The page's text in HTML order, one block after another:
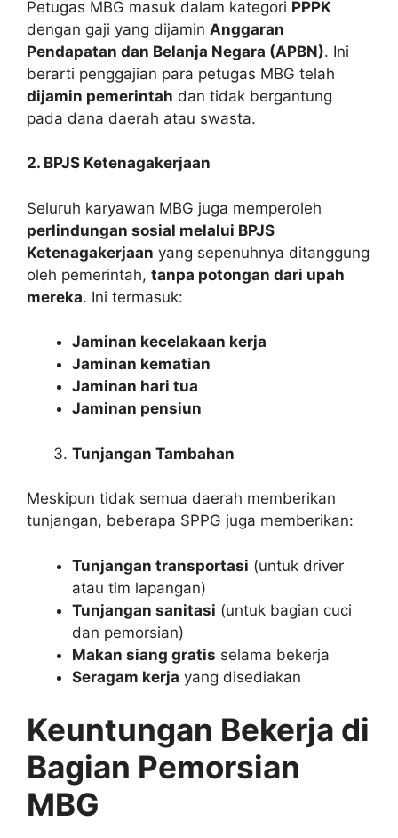
Petugas MBG masuk dalam kategori PPPK
dengan gaji yang dijamin Anggaran
Pendapatan dan Belanja Negara (APBN). Ini
berarti penggajian para petugas MBG telah
dijamin pemerintah dan tidak bergantung
pada dana daerah atau swasta.
2. BPJS Ketenagakerjaan
Seluruh karyawan MBG juga memperoleh
perlindungan sosial melalui BPJS
Ketenagakerjaan yang sepenuhnya ditanggung
oleh pemerintah, tanpa potongan dari upah
mereka. Ini termasuk:
Jaminan kecelakaan kerja
Jaminan kematian
Jaminan hari tua
Jaminan pensiun
Tunjangan Tambahan
Meskipun tidak semua daerah memberikan
tunjangan, beberapa SPPG juga memberikan:
Tunjangan transportasi (untuk driver
atau tim lapangan)
Tunjangan sanitasi (untuk bagian cuci
dan pemorsian)
Makan siang gratis selama bekerja
Seragam kerja yang disediakan
Keuntungan Bekerja di
Bagian Pemorsian
MBG